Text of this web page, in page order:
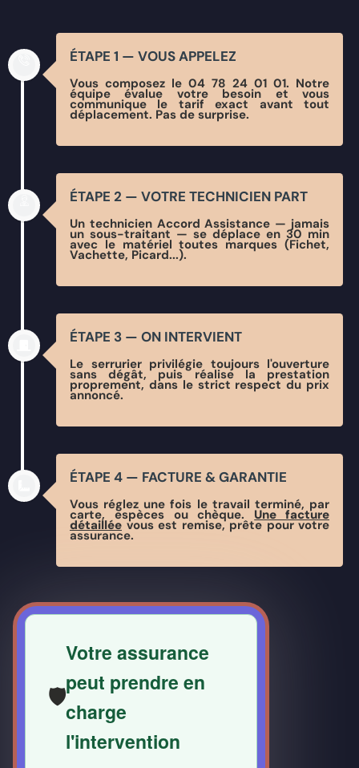
ÉTAPE 1 — VOUS APPELEZ
Vous composez le 04 78 24 01 01. Notre
équipe évalue votre besoin et vous
communique le tarif exact avant tout
déplacement. Pas de surprise.
ÉTAPE 2 — VOTRE TECHNICIEN PART
Un technicien Accord Assistance — jamais
un sous-traitant — se déplace en 30 min
avec le matériel toutes marques (Fichet,
Vachette, Picard...).
ÉTAPE 3 — ON INTERVIENT
Le serrurier privilégie toujours l'ouverture
sans dégât, puis réalise la prestation
proprement, dans le strict respect du prix
annoncé.
ÉTAPE 4 — FACTURE & GARANTIE
Vous réglez une fois le travail terminé, par
carte, espèces ou chèque. Une facture
détaillée vous est remise, prête pour votre
assurance.
🛡️
Votre assurance
peut prendre en
charge
l'intervention